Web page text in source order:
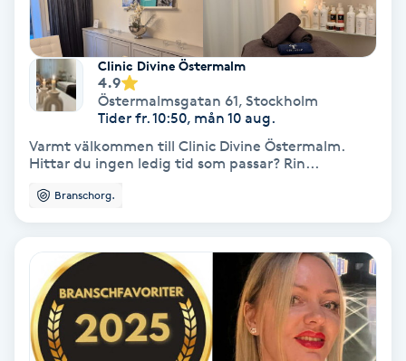
Lashlift Keratin
LED-ljusterapi
Liktornar
LPG
LPG-massage
Luggklippning
Clinic Divine Östermalm
4.9
Östermalmsgatan 61, Stockholm
Tider fr. 10:50, mån 10 aug.
Varmt välkommen till Clinic Divine Östermalm.
Hittar du ingen ledig tid som passar? Rin...
Branschorg.